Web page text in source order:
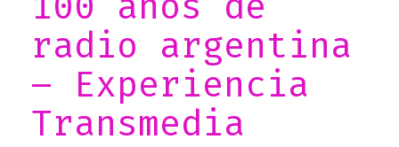
radio argentina
– Experiencia
Transmedia